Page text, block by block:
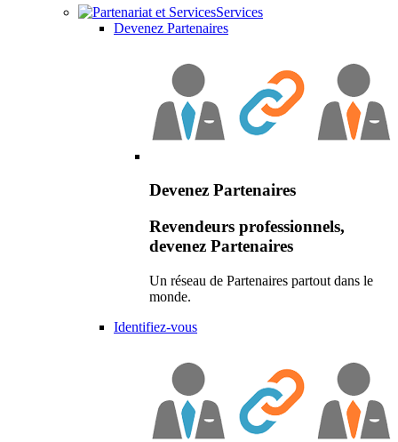
Services
Devenez Partenaires
Devenez Partenaires
Revendeurs professionnels,
devenez Partenaires
Un réseau de Partenaires partout dans le
monde.
Identifiez-vous